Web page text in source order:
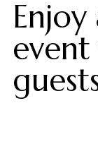
Enjoy